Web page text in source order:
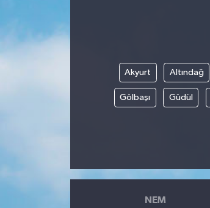
Akyurt Altındağ
Gölbaşı Güdül
NEM